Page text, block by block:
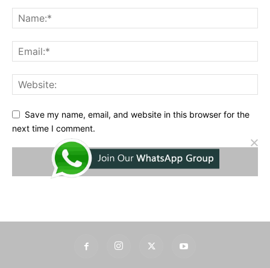
Save my name, email, and website in this browser for the
next time I comment.